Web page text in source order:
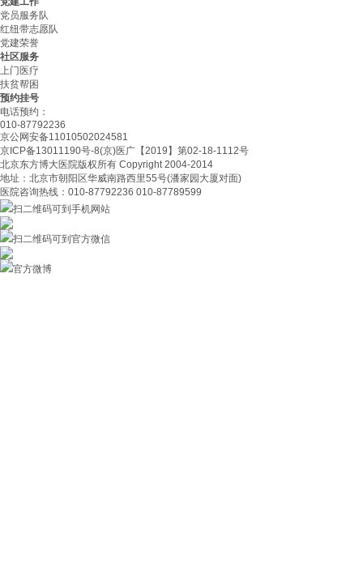
党员服务队
红纽带志愿队
党建荣誉
社区服务
上门医疗
扶贫帮困
预约挂号
电话预约：
010-87792236
京公网安备11010502024581
京ICP备13011190号-8(京)医广【2019】第02-18-1112号
北京东方博大医院版权所有 Copyright 2004-2014
地址：北京市朝阳区华威南路西里55号(潘家园大厦对面)
医院咨询热线：010-87792236 010-87789599
扫二维码可到手机网站
扫二维码可到官方微信
官方微博